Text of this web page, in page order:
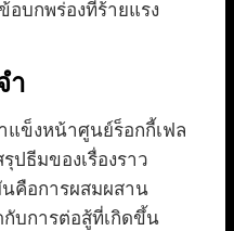
บกพร่องที่ร้ายแรง
ำ
ข็งหน้าศูนย์ร็อกกี้เฟล
ปธีมของเรื่องราว
คือการผสมผสาน
บการต่อสู้ที่เกิดขึ้น